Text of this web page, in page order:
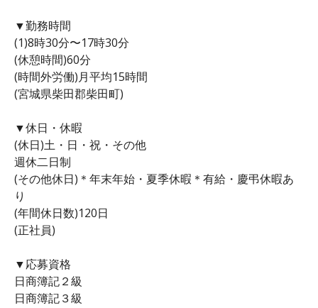
▼勤務時間
(1)8時30分〜17時30分
(休憩時間)60分
(時間外労働)月平均15時間
(宮城県柴田郡柴田町)
▼休日・休暇
(休日)土・日・祝・その他
週休二日制
(その他休日)＊年末年始・夏季休暇＊有給・慶弔休暇あ
り
(年間休日数)120日
(正社員)
▼応募資格
日商簿記２級
日商簿記３級